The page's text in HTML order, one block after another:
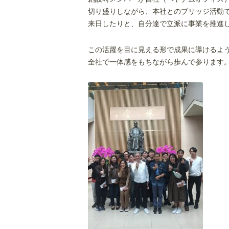
切り盛りしながら、本社とのブリッジ活動
来日したりと、自分達で立派に事業を推進
この活躍を目に見える形で成果に導けるよう
全社で一体感をもちながら歩んで参ります。